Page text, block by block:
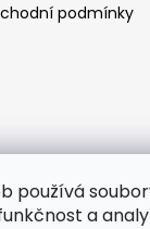
používá
a
podmínky